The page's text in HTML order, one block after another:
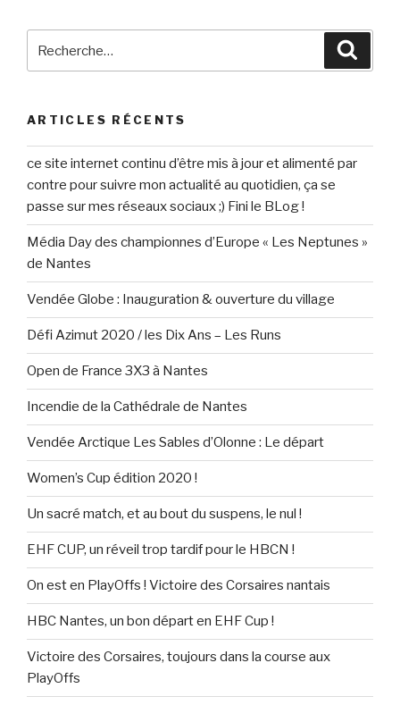
pour
ARTICLES RÉCENTS
ce site internet continu d’être mis à jour et alimenté par
contre pour suivre mon actualité au quotidien, ça se
passe sur mes réseaux sociaux ;) Fini le BLog !
Média Day des championnes d’Europe « Les Neptunes »
de Nantes
Vendée Globe : Inauguration & ouverture du village
Défi Azimut 2020 / les Dix Ans – Les Runs
Open de France 3X3 à Nantes
Incendie de la Cathédrale de Nantes
Vendée Arctique Les Sables d’Olonne : Le départ
Women’s Cup édition 2020 !
Un sacré match, et au bout du suspens, le nul !
EHF CUP, un réveil trop tardif pour le HBCN !
On est en PlayOffs ! Victoire des Corsaires nantais
HBC Nantes, un bon départ en EHF Cup !
Victoire des Corsaires, toujours dans la course aux
PlayOffs